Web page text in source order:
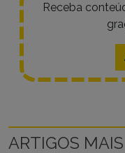
Receba
ARTIGOS